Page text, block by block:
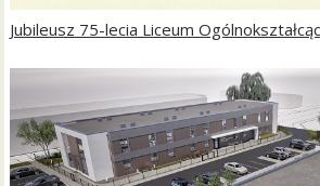
Jubileusz 75-lecia Liceum